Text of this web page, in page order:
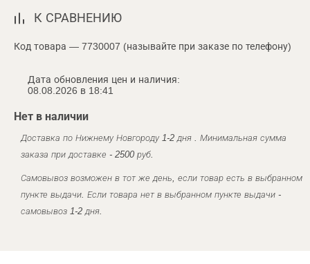
К СРАВНЕНИЮ
Код товара — 7730007 (называйте при заказе по телефону)
Дата обновления цен и наличия:
08.08.2026 в 18:41
Нет в наличии
Доставка по Нижнему Новгороду 1-2 дня . Минимальная сумма
заказа при доставке - 2500 руб.
Самовывоз возможен в тот же день, если товар есть в выбранном
пункте выдачи. Если товара нет в выбранном пункте выдачи -
самовывоз 1-2 дня.